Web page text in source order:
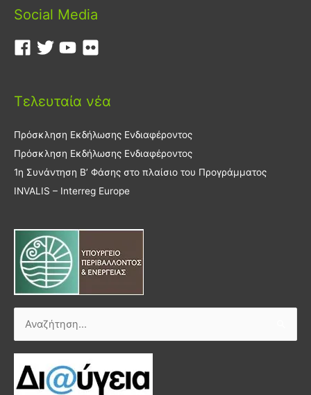
Social Media
Τελευταία νέα
Πρόσκληση Εκδήλωσης Ενδιαφέροντος
Πρόσκληση Εκδήλωσης Ενδιαφέροντος
1η Συνάντηση Β’ Φάσης στο πλαίσιο του Προγράμματος
INVALIS – Interreg Europe
Αναζήτηση